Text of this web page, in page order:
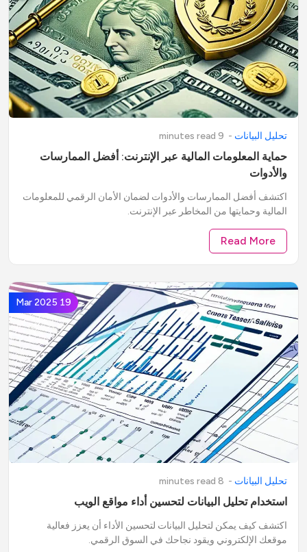
تحليل البيانات -
9
s read
حماية المعلومات المالية عبر الإنترنت: أفضل الممارسات
والأدوات
اكتشف أفضل الممارسات والأدوات لضمان الأمان الرقمي للمعلومات
المالية وحمايتها من المخاطر عبر الإنترنت.
Read More
19 Mar 2025
تحليل البيانات -
8
s read
استخدام تحليل البيانات لتحسين أداء مواقع الويب
اكتشف كيف يمكن لتحليل البيانات لتحسين الأداء أن يعزز فعالية
موقعك الإلكتروني ويقود نجاحك في السوق الرقمي.